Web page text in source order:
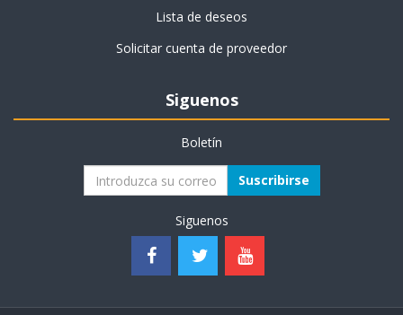
Lista de deseos
Solicitar cuenta de proveedor
Siguenos
Boletín
Suscribirse
Siguenos